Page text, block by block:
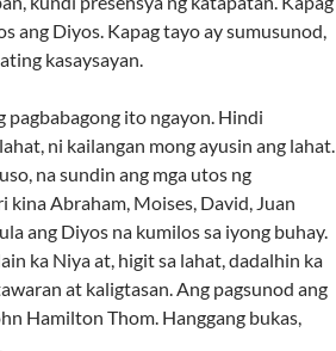
ang Diyos. Kapag tayo ay sumusunod,
kasaysayan.
pagbabagong ito ngayon. Hindi
ni kailangan mong ayusin ang lahat.
na sundin ang mga utos ng
kina Abraham, Moises, David, Juan
ang Diyos na kumilos sa iyong buhay.
ka Niya at, higit sa lahat, dadalhin ka
at kaligtasan. Ang pagsunod ang
Hamilton Thom. Hanggang bukas,